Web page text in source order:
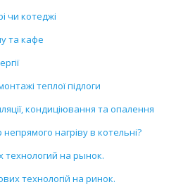
чи котеджі
та кафе
теплої підлоги
кондиціювання та опалення
нагріву в котельні?
на рынок.
технологій на ринок.